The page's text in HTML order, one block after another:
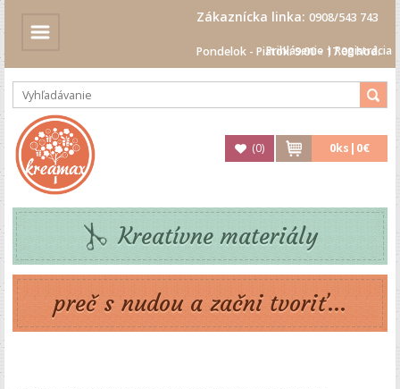
Zákaznícka linka: 0908/543 743
Pondelok - Piatok: 9.00 - 17.00 hod.
Prihlásenie|Registrácia
(0) 0ks| 0€
Kreatívne materiály
preč s nudou a začni tvoriť...